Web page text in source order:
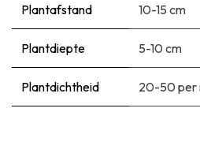
Plantafstand 10-15 cm
Plantdiepte 5-10 cm
Plantdichtheid 20-50 per